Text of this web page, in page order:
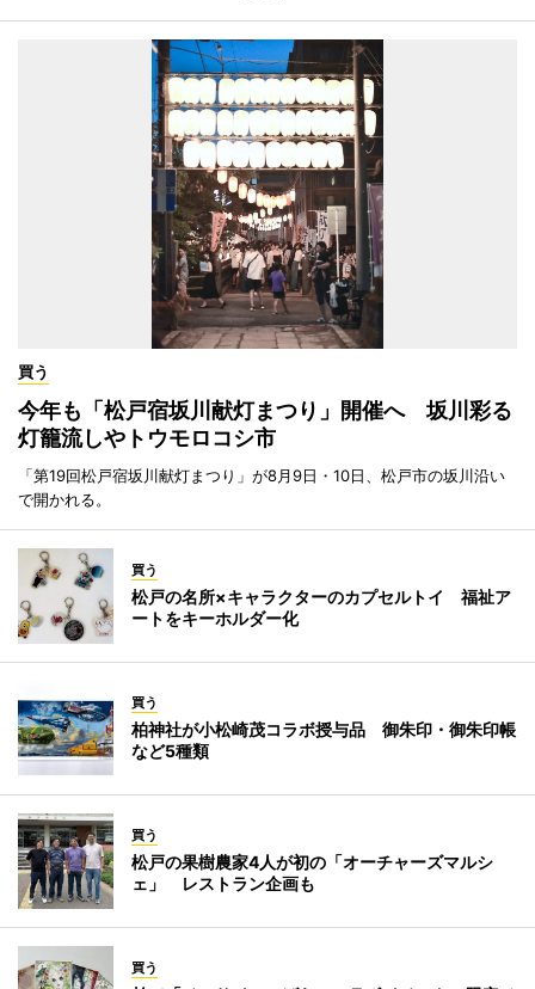
買う
今年も「松戸宿坂川献灯まつり」開催へ 坂川彩る
灯籠流しやトウモロコシ市
「第19回松戸宿坂川献灯まつり」が8月9日・10日、松戸市の坂川沿い
で開かれる。
買う
松戸の名所×キャラクターのカプセルトイ 福祉ア
ートをキーホルダー化
買う
柏神社が小松崎茂コラボ授与品 御朱印・御朱印帳
など5種類
買う
松戸の果樹農家4人が初の「オーチャーズマルシ
ェ」 レストラン企画も
買う